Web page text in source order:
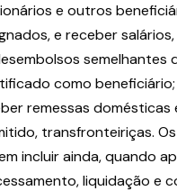
e outros
e receber
semelhantes
como beneficiário;
remessas domésticas
transfronteiriças.
incluir ainda, quando
liquidação e